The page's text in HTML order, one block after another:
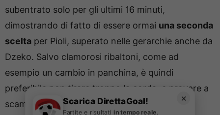
subentrato solo per gli ultimi 16 minuti,
dimostrando di fatto di essere ormai una seconda
scelta per Pioli, superato nelle gerarchie anche da
Dzeko. Salvo clamorosi ribaltoni, come ad
esempio un cambio in panchina, è quindi
preferibile non tirare troppo la corda, e provare a
scambiarlo già nelle prossime giornate.
✕
Scarica DirettaGoal!
Partite e risultati in tempo reale.